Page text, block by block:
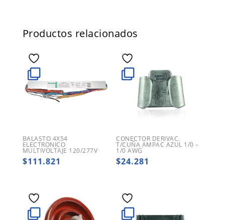
Productos relacionados
BALASTO 4X54
ELECTRONICO
MULTIVOLTAJE 120/277V
$111.821
CONECTOR DERIVAC.
T/CUÑA AMPAC AZUL 1/0 –
1/0 AWG
$24.281